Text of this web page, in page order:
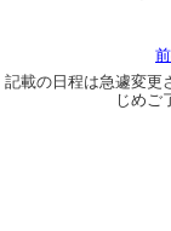
記載の日程は急遽変更
じめご